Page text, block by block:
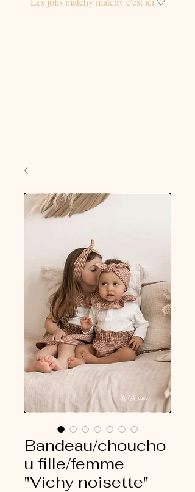
♡
Bandeau/choucho
u fille/femme
"Vichy noisette"